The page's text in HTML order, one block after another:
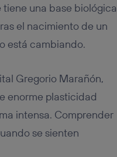
una base biológica
el nacimiento de un
está cambiando.
Gregorio Marañón,
enorme plasticidad
intensa. Comprender
se sienten